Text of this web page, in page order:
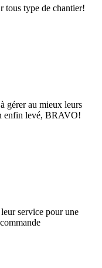
tous type de chantier!
gérer au mieux leurs
enfin levé, BRAVO!
service pour une